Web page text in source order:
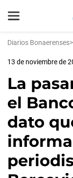
Diarios Bonaerenses>
13 de noviembre de
La
el
dato